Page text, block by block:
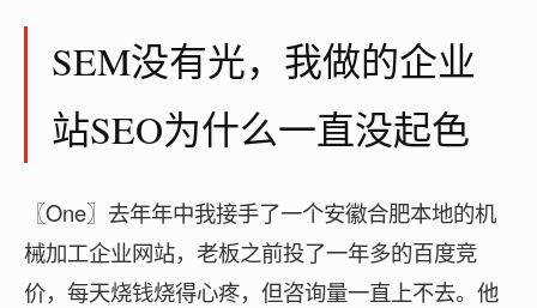
SEM没有光，我做的企业
站SEO为什么一直没起色
〖One〗去年年中我接手了一个安徽合肥本地的机
械加工企业网站，老板之前投了一年多的百度竞
价，每天烧钱烧得心疼，但咨询量一直上不去。他